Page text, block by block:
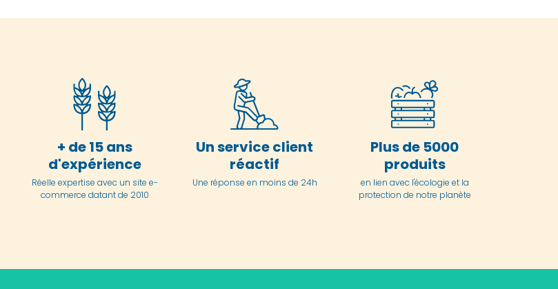
+ de 15 ans
d'expérience
Réelle expertise avec un site e-
commerce datant de 2010
Un service client
réactif
Une réponse en moins de 24h
Plus de 5000
produits
en lien avec l'écologie et la
protection de notre planète